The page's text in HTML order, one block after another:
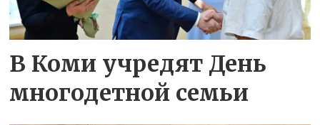
В Коми учредят День
многодетной семьи